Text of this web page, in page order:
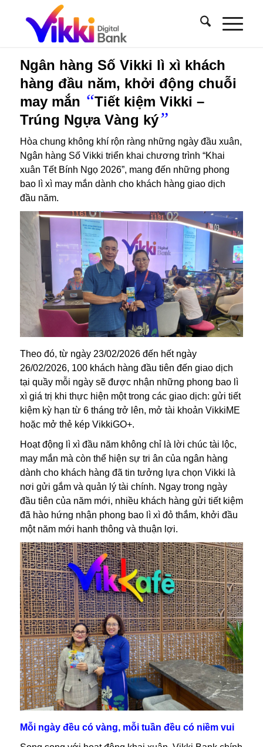
Ngân hàng Số Vikki lì xì khách
hàng đầu năm, khởi động chuỗi
may mắn “Tiết kiệm Vikki –
Trúng Ngựa Vàng ký”
Hòa chung không khí rộn ràng những ngày đầu xuân,
Ngân hàng Số Vikki triển khai chương trình “Khai
xuân Tết Bính Ngọ 2026”, mang đến những phong
bao lì xì may mắn dành cho khách hàng giao dịch
đầu năm.
Theo đó, từ ngày 23/02/2026 đến hết ngày
26/02/2026, 100 khách hàng đầu tiên đến giao dịch
tại quầy mỗi ngày sẽ được nhận những phong bao lì
xì giá trị khi thực hiện một trong các giao dịch: gửi tiết
kiệm kỳ hạn từ 6 tháng trở lên, mở tài khoản VikkiME
hoặc mở thẻ kép VikkiGO+.
Hoạt động lì xì đầu năm không chỉ là lời chúc tài lộc,
may mắn mà còn thể hiện sự tri ân của ngân hàng
dành cho khách hàng đã tin tưởng lựa chọn Vikki là
nơi gửi gắm và quản lý tài chính. Ngay trong ngày
đầu tiên của năm mới, nhiều khách hàng gửi tiết kiệm
đã hào hứng nhận phong bao lì xì đỏ thắm, khởi đầu
một năm mới hanh thông và thuận lợi.
Mỗi ngày đều có vàng, mỗi tuần đều có niềm vui